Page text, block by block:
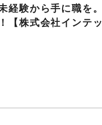
経験から手に職を
【株式会社インテッ